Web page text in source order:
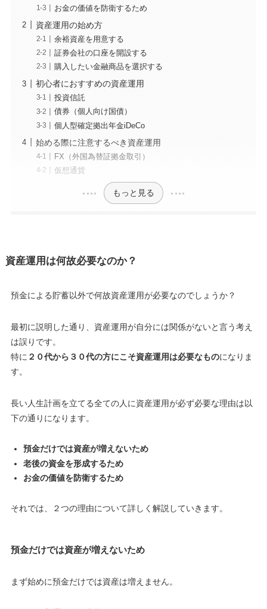
お金の価値を防衛するため
資産運用の始め方
余裕資産を用意する
証券会社の口座を開設する
購入したい金融商品を選択する
初心者におすすめの資産運用
投資信託
債券（個人向け国債）
個人型確定拠出年金iDeCo
始める際に注意するべき資産運用
FX（外国為替証拠金取引）
仮想通貨
もっと見る
資産運用は何故必要なのか？
預金による貯蓄以外で何故資産運用が必要なのでしょうか？
最初に説明した通り、 資産運用が自分には関係がないと言う考え
は誤りです。
特に ２０代から３０代の方にこそ資産運用は必要なものになりま
す。
長い人生計画を立てる全ての人に資産運用が必ず必要な理由は以
下の通りになります。
預金だけでは資産が増えないため
老後の資金を形成するため
お金の価値を防衛するため
それでは、２つの理由について詳しく解説していきます。
預金だけでは資産が増えないため
まず始めに預金だけでは資産は増えません。